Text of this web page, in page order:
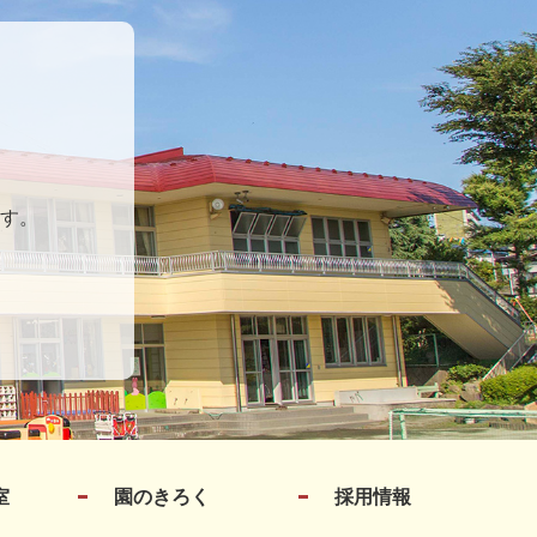
。
園のきろく 採用情報